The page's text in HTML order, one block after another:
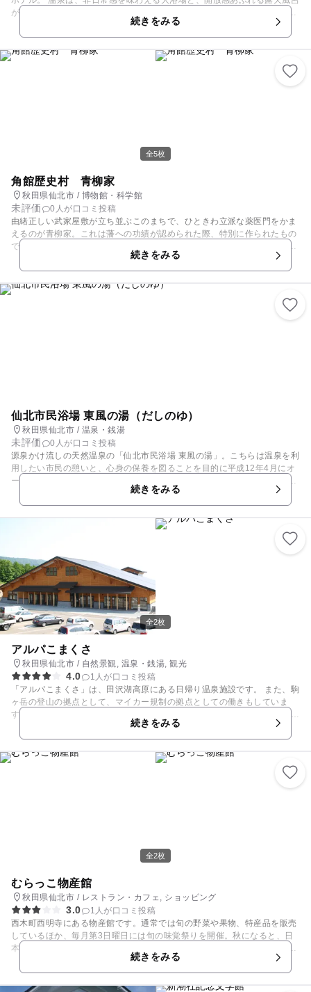
があります。「かたくりの湯」と「こまくさの湯」と名付けられた二つの
お風呂は、翌朝に男女が入れ替えられるので、宿泊時は両方を楽しむこと
ができます。 お湯は刺激が少なく、大浴場にはベビーバスなどのベビーグ
ッズ、脱衣所にはベビーベッドも設置されているので、小さい子連れのご
家族も安心して利用できますよ。 客室はシンプル和室、洋室のほか、幅広
い層が利用しやすい和洋室、ワンちゃんと泊まれる洋室のペットルームの
ご用意も。 秋田の地元食材や旬の食材を使ったおいしいビュッフェも自慢
続きをみる
全5枚
角館歴史村 青柳家
秋田県仙北市 / 博物館・科学館
未評価
0人が口コミ投稿
由緒正しい武家屋敷が立ち並ぶこのまちで、ひときわ立派な薬医門をかま
えるのが青柳家。これは藩への功績が認められた際、特別に作られたもの
であるとのこと。春には枝垂桜の名所として多くの人が集まるこのお屋敷
は、秋田郷土館や武家道具館など貴重な史料が見られる歴史スポットとし
ても人気です。約200年前に建築されたそのときの姿を今に残す青柳家
で、ゆったりとした時間を過ごしてみてはいかがでしょうか。 当史跡は、
秋田県文化財ならびに国選定伝統的建造物群保存地区にあるため、バリア
フリーやおむつ交換台などの設備には設置制限がございますが、スタッフ
続きをみる
仙北市民浴場 東風の湯（だしのゆ）
秋田県仙北市 / 温泉・銭湯
未評価
0人が口コミ投稿
源泉かけ流しの天然温泉の「仙北市民浴場 東風の湯」。こちらは温泉を利
用したい市民の憩いと、心身の保養を図ることを目的に平成12年4月にオ
ープンしました。源泉かけ流しで天然温泉が楽しめる施設であり、小学生
以下は無料と家族連れにはうれしい値段設定。 また、仙北市民は利用が無
料になる「仙北市民憩いの日」もあります。田沢湖にも近く、観光の途中
に気軽に立ち寄ることができますよ。無料の休憩室もあり、売店ではパン
やお菓子を販売。ドライブの疲れを癒すのもいいですね。
続きをみる
全2枚
アルパこまくさ
秋田県仙北市 / 自然景観, 温泉・銭湯, 観光
4.0
1人が口コミ投稿
「アルパこまくさ」は、田沢湖高原にある日帰り温泉施設です。 また、駒
ヶ岳の登山の拠点として、マイカー規制の拠点としての働きもしていま
す。 館内は、日帰り温泉「自然ふれあい温泉館」「駒ヶ岳火山防災ステー
ション」「秋田駒ヶ岳情報センター」の3つの施設があり、田沢湖周辺の
環境などについても学ぶことができます。 日帰り温泉は、田沢湖温泉郷の
温泉、硫黄泉が源泉かけ流しで、露天風呂は展望露天風呂となっており、
田沢湖を一望できる絶景が広がります。休憩処、お食事をするところもあ
続きをみる
全2枚
むらっこ物産館
秋田県仙北市 / レストラン・カフェ, ショッピング
3.0
1人が口コミ投稿
西木町西明寺にある物産館です。通常では旬の野菜や果物、特産品を販売
しているほか、毎月第3日曜日には旬の味覚祭りを開催。秋になると、日
本一大きいと話題の「西明寺栗」や、その加工品の販売も行われます。秋
限定の味覚をぜひ味わってみませんか。 また、軽食コーナーでは地元のお
母さん達が育てた野菜やお米を使って、手作り料理を振舞ってくれます。
ここでしか味わえない栗のソフトクリームは、粉状の栗が混ぜ込まれた絶
続きをみる